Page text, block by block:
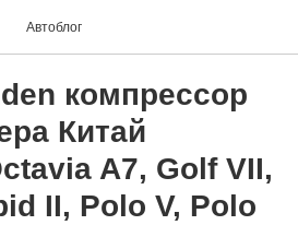
Автоблог
компрессор
Китай
A7, Golf VII,
II, Polo V, Polo